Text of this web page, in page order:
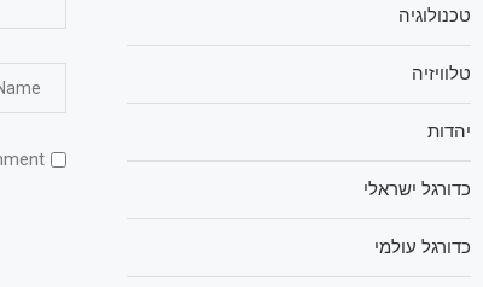
טכנולוגיה
טלוויזיה
יהדות
כדורגל ישראלי
כדורגל עולמי